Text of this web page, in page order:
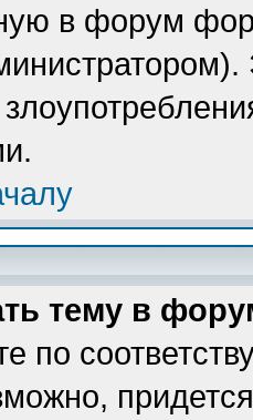
в форум
тему в
по